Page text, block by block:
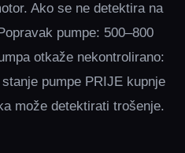
Ako se ne detektira na
pumpe: 500–800
otkaže nekontrolirano:
pumpe PRIJE kupnje
može detektirati trošenje.